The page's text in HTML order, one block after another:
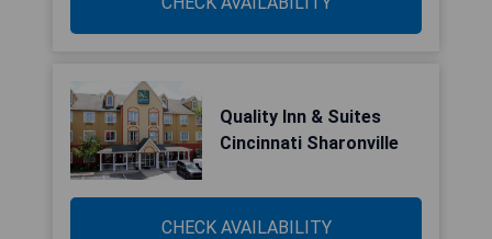
Quality Inn & Suites
Cincinnati Sharonville
CHECK AVAILABILITY